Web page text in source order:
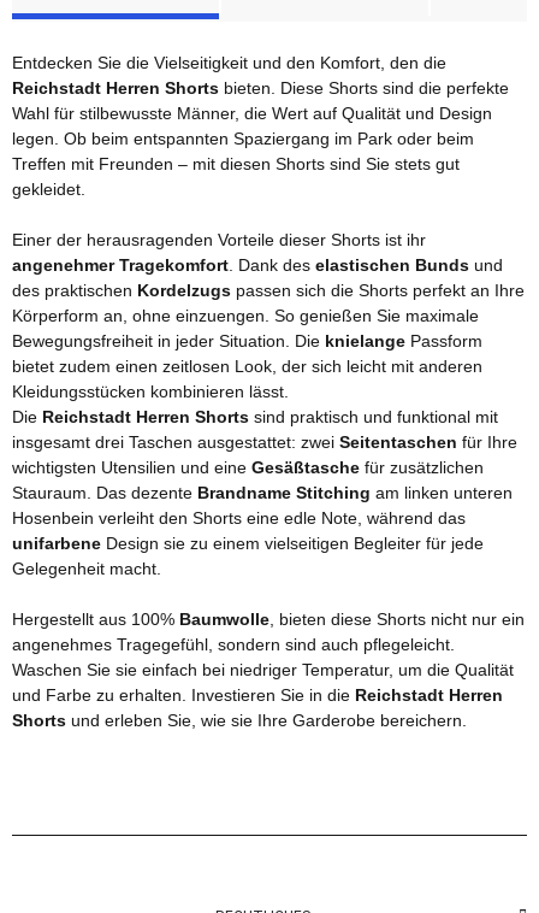
Entdecken Sie die Vielseitigkeit und den Komfort, den die
Reichstadt Herren Shorts bieten. Diese Shorts sind die perfekte
Wahl für stilbewusste Männer, die Wert auf Qualität und Design
legen. Ob beim entspannten Spaziergang im Park oder beim
Treffen mit Freunden – mit diesen Shorts sind Sie stets gut
gekleidet.
Einer der herausragenden Vorteile dieser Shorts ist ihr
angenehmer Tragekomfort. Dank des elastischen Bunds und
des praktischen Kordelzugs passen sich die Shorts perfekt an Ihre
Körperform an, ohne einzuengen. So genießen Sie maximale
Bewegungsfreiheit in jeder Situation. Die knielange Passform
bietet zudem einen zeitlosen Look, der sich leicht mit anderen
Kleidungsstücken kombinieren lässt.
Die Reichstadt Herren Shorts sind praktisch und funktional mit
insgesamt drei Taschen ausgestattet: zwei Seitentaschen für Ihre
wichtigsten Utensilien und eine Gesäßtasche für zusätzlichen
Stauraum. Das dezente Brandname Stitching am linken unteren
Hosenbein verleiht den Shorts eine edle Note, während das
unifarbene Design sie zu einem vielseitigen Begleiter für jede
Gelegenheit macht.
Hergestellt aus 100% Baumwolle, bieten diese Shorts nicht nur ein
angenehmes Tragegefühl, sondern sind auch pflegeleicht.
Waschen Sie sie einfach bei niedriger Temperatur, um die Qualität
und Farbe zu erhalten. Investieren Sie in die Reichstadt Herren
Shorts und erleben Sie, wie sie Ihre Garderobe bereichern.